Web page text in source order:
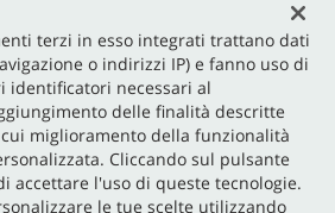
D'Argon (BG)
terzi in esso integrati trattano dati
o indirizzi IP) e fanno uso di
identificatori necessari al
delle finalità descritte
miglioramento della funzionalità
Cliccando sul pulsante
accettare l'uso di queste tecnologie.
le tue scelte utilizzando